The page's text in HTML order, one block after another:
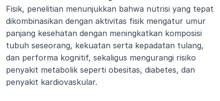
Fisik, penelitian menunjukkan bahwa nutrisi yang tepat
dikombinasikan dengan aktivitas fisik mengatur umur
panjang kesehatan dengan meningkatkan komposisi
tubuh seseorang, kekuatan serta kepadatan tulang,
dan performa kognitif, sekaligus mengurangi risiko
penyakit metabolik seperti obesitas, diabetes, dan
penyakit kardiovaskular.